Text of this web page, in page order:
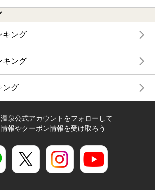
キング
キング
ング
泉公式アカウントをフォローして
報やクーポン情報を受け取ろう